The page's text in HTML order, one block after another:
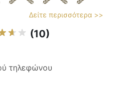
Δείτε περισσότερα >>
(10)
τηλεφώνου